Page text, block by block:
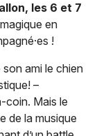
les 6 et 7
en
!
ami le chien
–
coin. Mais le
de la musique